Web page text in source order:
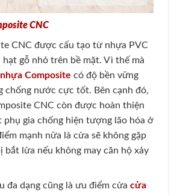
CNC
CNC được cấu tạo từ nhựa PVC
gỗ nhỏ trên bề mặt. Vì thế mà
Composite có độ bền vững
chống nước cực tốt. Bên cạnh đó,
CNC còn được hoàn thiện
phụ gia chống hiện tượng lão hóa ở
mạnh nữa là cửa sẽ không gặp
bắt lửa nếu không may căn hộ xảy
đa dạng cũng là ưu điểm cửa cửa